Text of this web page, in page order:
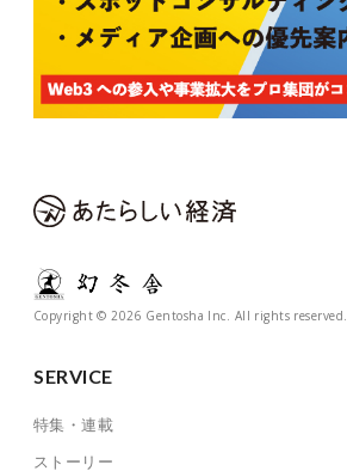
Copyright © 2026 Gentosha Inc. All rights reserved.
SERVICE
特集・連載
ストーリー